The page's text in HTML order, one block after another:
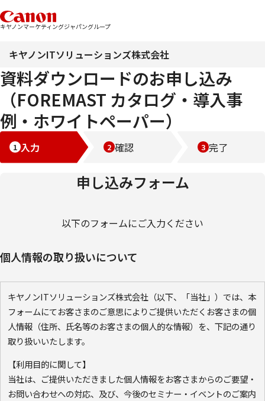
キヤノンマーケティングジャパングループ
キヤノンITソリューションズ株式会社
資料ダウンロードのお申し込み
（FOREMAST カタログ・導入事
例・ホワイトペーパー）
入力 確認 完了
申し込みフォーム
以下のフォームにご入力ください
個人情報の取り扱いについて
キヤノンITソリューションズ株式会社（以下、「当社」）では、本
フォームにてお客さまのご意思によりご提供いただくお客さまの個
人情報（住所、氏名等のお客さまの個人的な情報）を、下記の通り
取り扱いいたします。
【利用目的に関して】
当社は、ご提供いただきました個人情報をお客さまからのご要望・
お問い合わせへの対応、及び、今後のセミナー・イベントのご案内